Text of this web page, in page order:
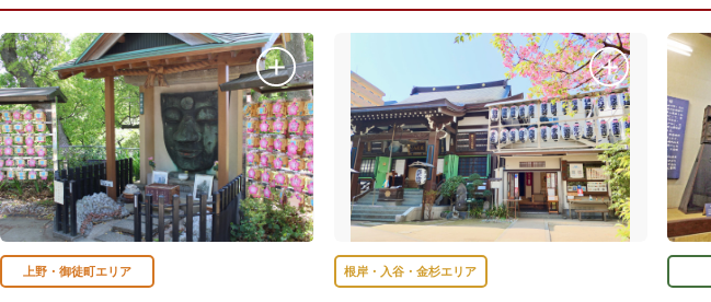
上野・御徒町エリア 根岸・入谷・金杉エリア